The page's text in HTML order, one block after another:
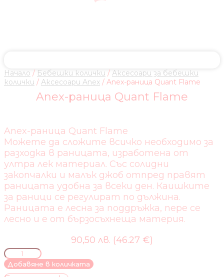
Начало / Бебешки колички / Аксесоари за бебешки
колички / Аксесоари Anex / Anex-раница Quant Flame
Anex-раница Quant Flame
Anex-раница Quant Flame
Можете да сложите всичко необходимо за
разходка в раницата, изработена от
ултра лек материал. Със солидни
закопчалки и малък джоб отпред правят
раницата удобна за всеки ден. Каишките
за раници се регулират по дължина.
Раницата е лесна за поддръжка, пере се
лесно и е от бързосъхнеща материя.
90,50 лв. (46.27 €)
количество
за
Anex-
Добавяне в количката